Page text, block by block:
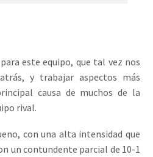
este equipo, que tal vez nos
y trabajar aspectos más
causa de muchos de la
rival.
con una alta intensidad que
un contundente parcial de 10-1